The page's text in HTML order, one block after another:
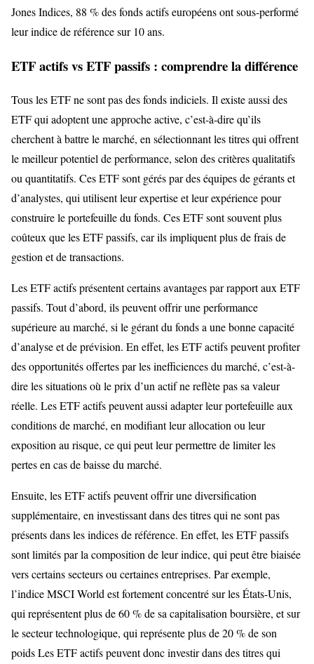
Jones Indices, 88 % des fonds actifs européens ont sous-performé
leur indice de référence sur 10 ans.
ETF actifs vs ETF passifs : comprendre la différence
Tous les ETF ne sont pas des fonds indiciels. Il existe aussi des
ETF qui adoptent une approche active, c’est-à-dire qu’ils
cherchent à battre le marché, en sélectionnant les titres qui offrent
le meilleur potentiel de performance, selon des critères qualitatifs
ou quantitatifs. Ces ETF sont gérés par des équipes de gérants et
d’analystes, qui utilisent leur expertise et leur expérience pour
construire le portefeuille du fonds. Ces ETF sont souvent plus
coûteux que les ETF passifs, car ils impliquent plus de frais de
gestion et de transactions.
Les ETF actifs présentent certains avantages par rapport aux ETF
passifs. Tout d’abord, ils peuvent offrir une performance
supérieure au marché, si le gérant du fonds a une bonne capacité
d’analyse et de prévision. En effet, les ETF actifs peuvent profiter
des opportunités offertes par les inefficiences du marché, c’est-à-
dire les situations où le prix d’un actif ne reflète pas sa valeur
réelle. Les ETF actifs peuvent aussi adapter leur portefeuille aux
conditions de marché, en modifiant leur allocation ou leur
exposition au risque, ce qui peut leur permettre de limiter les
pertes en cas de baisse du marché.
Ensuite, les ETF actifs peuvent offrir une diversification
supplémentaire, en investissant dans des titres qui ne sont pas
présents dans les indices de référence. En effet, les ETF passifs
sont limités par la composition de leur indice, qui peut être biaisée
vers certains secteurs ou certaines entreprises. Par exemple,
l’indice MSCI World est fortement concentré sur les États-Unis,
qui représentent plus de 60 % de sa capitalisation boursière, et sur
le secteur technologique, qui représente plus de 20 % de son
poids Les ETF actifs peuvent donc investir dans des titres qui